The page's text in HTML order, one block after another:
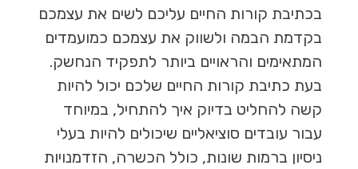
בכתיבת קורות החיים עליכם לשים את עצמכם
בקדמת הבמה ולשווק את עצמכם כמועמדים
המתאימים והראויים ביותר לתפקיד הנחשק.
בעת כתיבת קורות החיים שלכם יכול להיות
קשה להחליט בדיוק איך להתחיל, במיוחד
עבור עובדים סוציאליים שיכולים להיות בעלי
ניסיון ברמות שונות, כולל הכשרה, הזדמנויות